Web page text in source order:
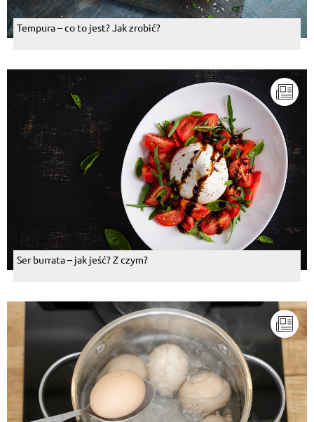
Tempura – co to jest? Jak zrobić?
Ser burrata – jak jeść? Z czym?